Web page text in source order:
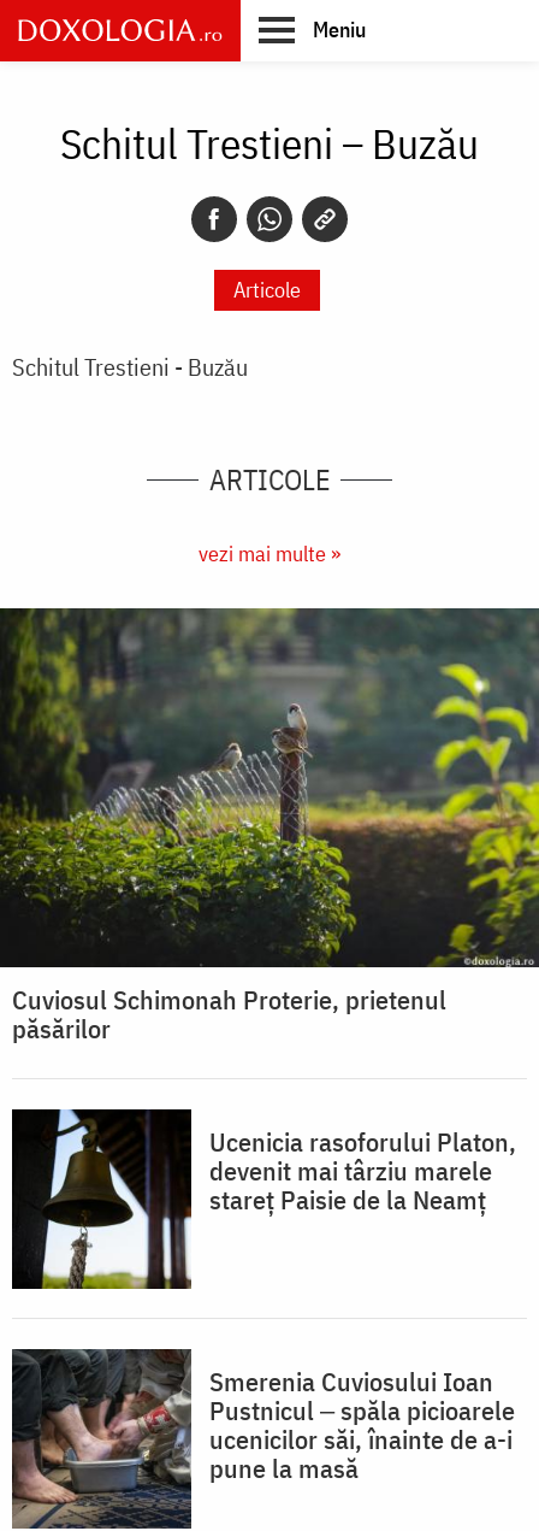
Skip
to
main
Meniu
Schitul Trestieni – Buzău
Articole
Schitul Trestieni - Buzău
ARTICOLE
vezi mai multe »
Cuviosul Schimonah Proterie, prietenul
păsărilor
Ucenicia rasoforului Platon,
devenit mai târziu marele
stareț Paisie de la Neamț
Smerenia Cuviosului Ioan
Pustnicul ‒ spăla picioarele
ucenicilor săi, înainte de a-i
pune la masă